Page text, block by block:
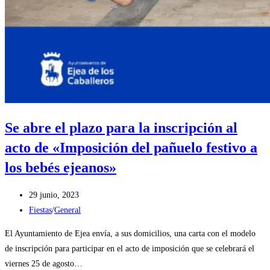
Se abre el plazo para la inscripción al
acto de «Imposición del pañuelo festivo a
los bebés ejeanos»
Publicación
de
29 junio, 2023
Categoría
entrada:
Fiestas/General
El Ayuntamiento de Ejea envía, a sus domicilios, una carta con el modelo
de inscripción para participar en el acto de imposición que se celebrará el
viernes 25 de agosto…